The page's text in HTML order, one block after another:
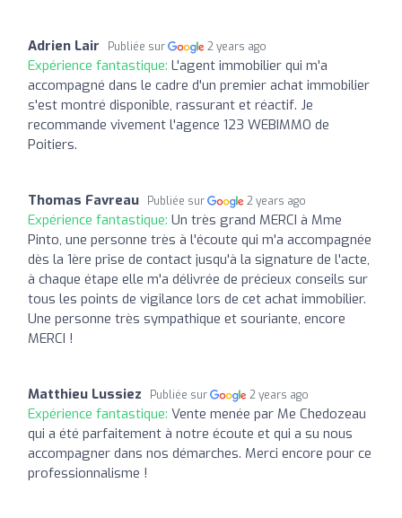
Adrien Lair Publiée sur 2 years ago
Expérience fantastique: L'agent immobilier qui m'a
accompagné dans le cadre d'un premier achat immobilier
s'est montré disponible, rassurant et réactif. Je
recommande vivement l'agence 123 WEBIMMO de
Poitiers.
Thomas Favreau Publiée sur 2 years ago
Expérience fantastique: Un très grand MERCI à Mme
Pinto, une personne très à l'écoute qui m'a accompagnée
dès la 1ère prise de contact jusqu'à la signature de l'acte,
à chaque étape elle m'a délivrée de précieux conseils sur
tous les points de vigilance lors de cet achat immobilier.
Une personne très sympathique et souriante, encore
MERCI !
Matthieu Lussiez Publiée sur 2 years ago
Expérience fantastique: Vente menée par Me Chedozeau
qui a été parfaitement à notre écoute et qui a su nous
accompagner dans nos démarches. Merci encore pour ce
professionnalisme !